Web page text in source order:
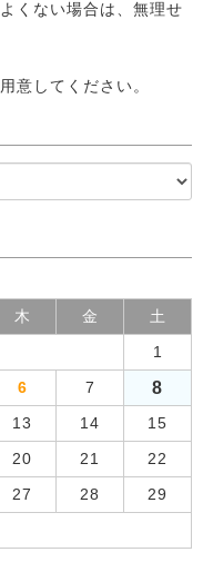
くない場合は、無理せ
意してください。
木 金 土
1
6 7 8
13 14 15
20 21 22
27 28 29